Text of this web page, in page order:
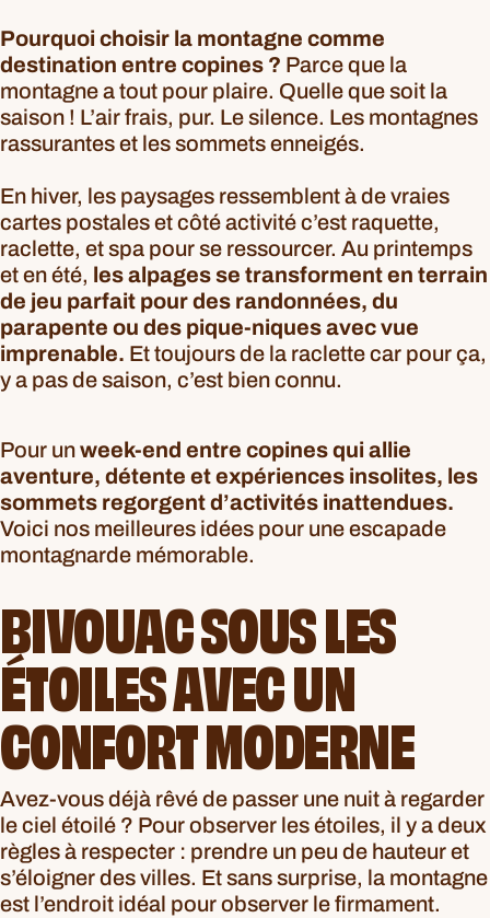
Pourquoi choisir la montagne comme
destination entre copines ? Parce que la
montagne a tout pour plaire. Quelle que soit la
saison ! L’air frais, pur. Le silence. Les montagnes
rassurantes et les sommets enneigés.
En hiver, les paysages ressemblent à de vraies
cartes postales et côté activité c’est raquette,
raclette, et spa pour se ressourcer. Au printemps
et en été, les alpages se transforment en terrain
de jeu parfait pour des randonnées, du
parapente ou des pique-niques avec vue
imprenable. Et toujours de la raclette car pour ça,
y a pas de saison, c’est bien connu.
Pour unweek-end entre copines qui allie
aventure, détente et expériences insolites, les
sommets regorgent d’activités inattendues.
Voici nos meilleures idées pour une escapade
montagnarde mémorable.
BIVOUAC SOUS LES
ÉTOILES AVEC UN
CONFORT MODERNE
Avez-vous déjà rêvé de passer une nuit à regarder
le ciel étoilé ? Pour observer les étoiles, il y a deux
règles à respecter : prendre un peu de hauteur et
s’éloigner des villes. Et sans surprise, la montagne
est l’endroit idéal pour observer le firmament.